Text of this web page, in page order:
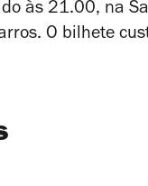
às 21.00, na
O bilhete